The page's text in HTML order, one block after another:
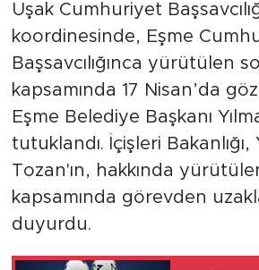
Uşak Cumhuriyet
koordinesinde, Eşme
Başsavcılığınca yürütülen
kapsamında 17 Nisan’da
Eşme Belediye Başkanı
tutuklandı. İçişleri Bakanlığı,
Tozan'ın, hakkında
kapsamında görevden
duyurdu.